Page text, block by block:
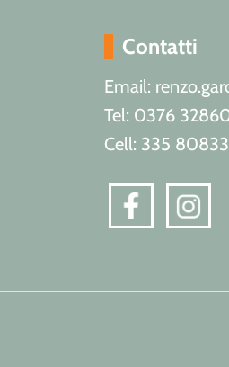
Contatti
Email:
Tel: 0376
Cell: 335